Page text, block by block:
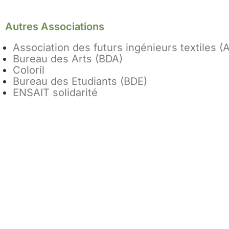
Autres Associations
Association des futurs ingénieurs textiles
Bureau des Arts (BDA)
Coloril
Bureau des Etudiants (BDE)
ENSAIT solidarité